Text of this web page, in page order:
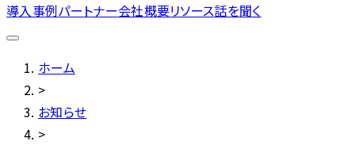
導入事例パートナー会社概要リソース話を聞く
ホーム
>
お知らせ
>